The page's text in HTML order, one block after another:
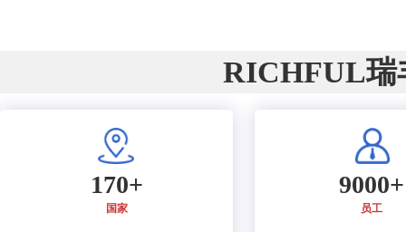
RICHFUL瑞
170+
国家
9000+
员工